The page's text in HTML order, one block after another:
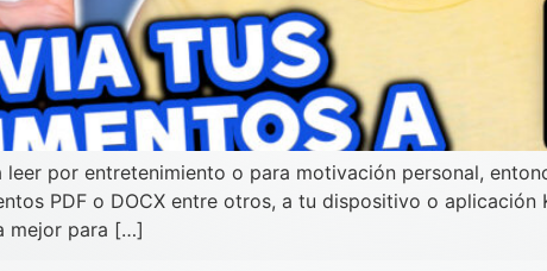
leer por entretenimiento o para motivación personal,
PDF o DOCX entre otros, a tu dispositivo o
mejor para […]